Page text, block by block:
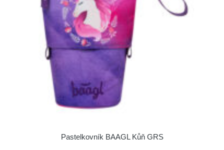
Pastelkovník BAAGL Kůň GRS